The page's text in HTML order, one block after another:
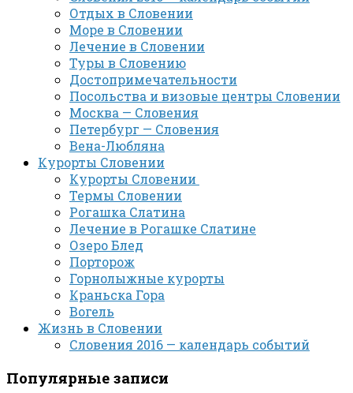
Отдых в Словении
Море в Словении
Лечение в Словении
Туры в Словению
Достопримечательности
Посольства и визовые центры Словении
Москва — Словения
Петербург — Словения
Вена-Любляна
Курорты Словении
Курорты Словении
Термы Словении
Рогашка Слатина
Лечение в Рогашке Слатине
Озеро Блед
Порторож
Горнолыжные курорты
Краньска Гора
Вогель
Жизнь в Словении
Словения 2016 — календарь событий
Популярные записи